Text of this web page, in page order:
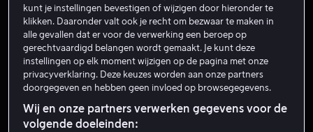
Ali Fazal
Acteur
kunt je instellingen bevestigen of wijzigen door hieronder te
klikken. Daaronder valt ook je recht om bezwaar te maken in
alle gevallen dat er voor de verwerking een beroep op
gerechtvaardigd belangen wordt gemaakt. Je kunt deze
instellingen op elk moment wijzigen op de pagina met onze
privacyverklaring. Deze keuzes worden aan onze partners
doorgegeven en hebben geen invloed op browsegegevens.
Wij en onze partners verwerken gegevens voor de
volgende doeleinden: